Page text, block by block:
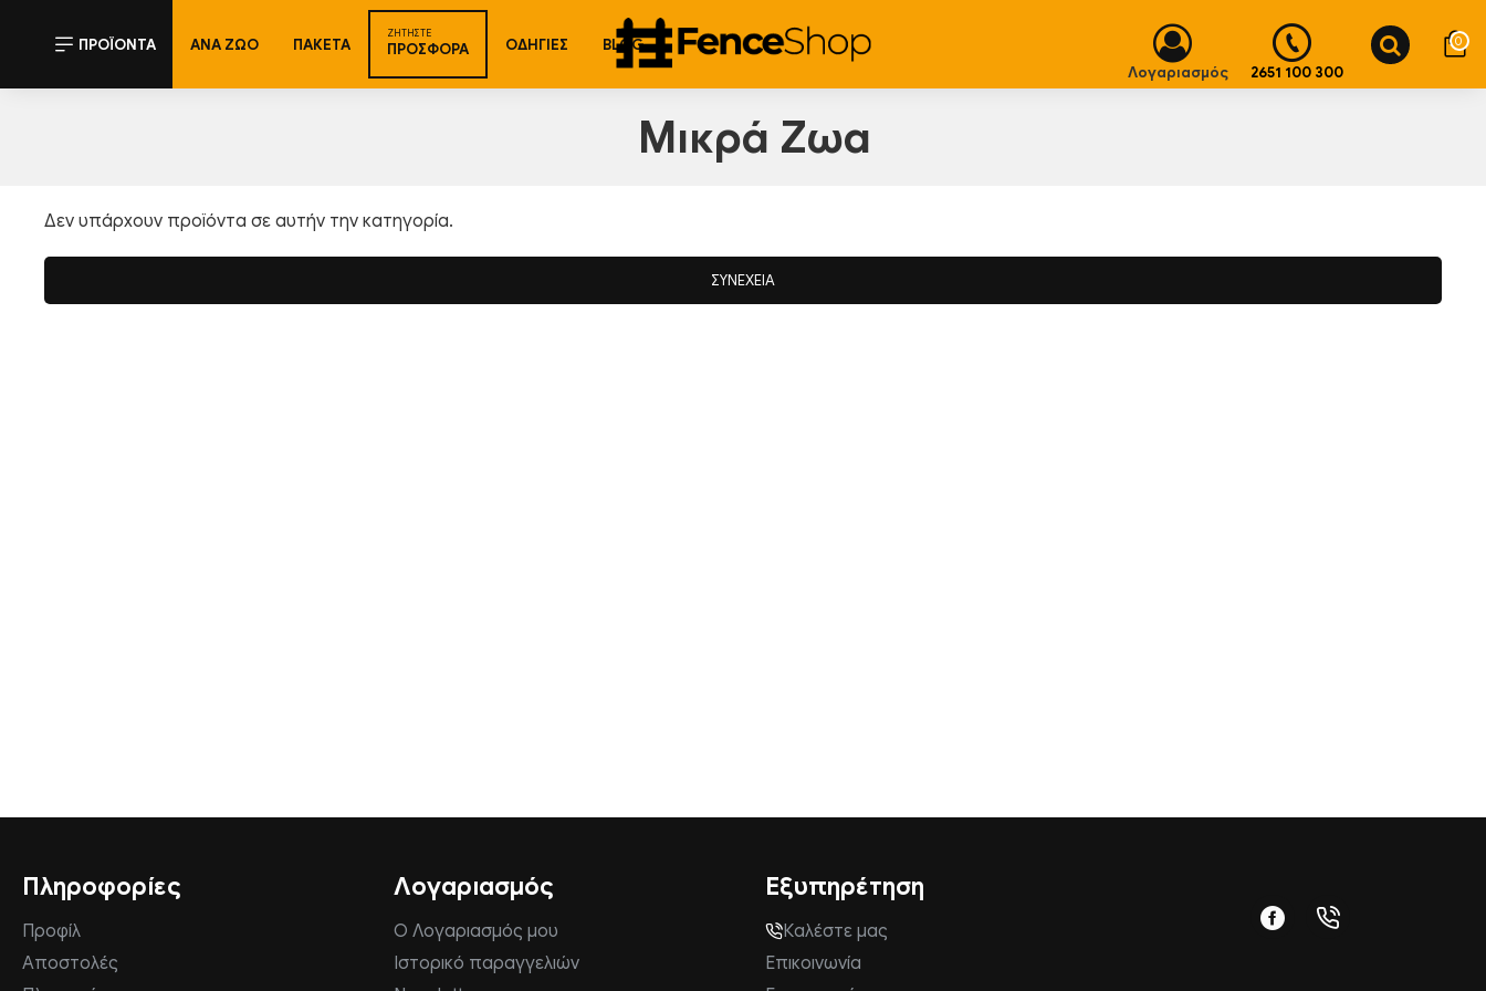
ΠΡΟΪΌΝΤΑ ΑΝΑ ΖΏΟ ΠΑΚΈΤΑ
ΖΗΤΉΣΤΕ
ΠΡΟΣΦΟΡΆ ΟΔΗΓΊΕΣ
BLOG
Λογαριασμός
2651 100 300
0
Μικρά Ζωα
Δεν υπάρχουν προϊόντα σε αυτήν την κατηγορία.
ΣΥΝΈΧΕΙΑ
Πληροφορίες
Προφίλ
Αποστολές
Λογαριασμός
Ο Λογαριασμός μου
Ιστορικό παραγγελιών
Εξυπηρέτηση
Καλέστε μας
Επικοινωνία